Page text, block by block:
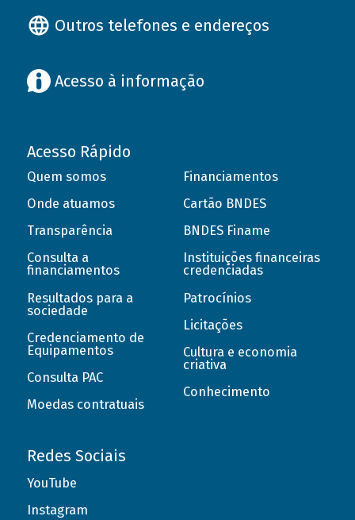
Outros telefones e endereços
Acesso à informação
Acesso Rápido
Quem somos
Onde atuamos
Transparência
Consulta a
financiamentos
Resultados para a
sociedade
Credenciamento de
Equipamentos
Consulta PAC
Moedas contratuais
Financiamentos
Cartão BNDES
BNDES Finame
Instituições financeiras
credenciadas
Patrocínios
Licitações
Cultura e economia
criativa
Conhecimento
Redes Sociais
YouTube
Instagram